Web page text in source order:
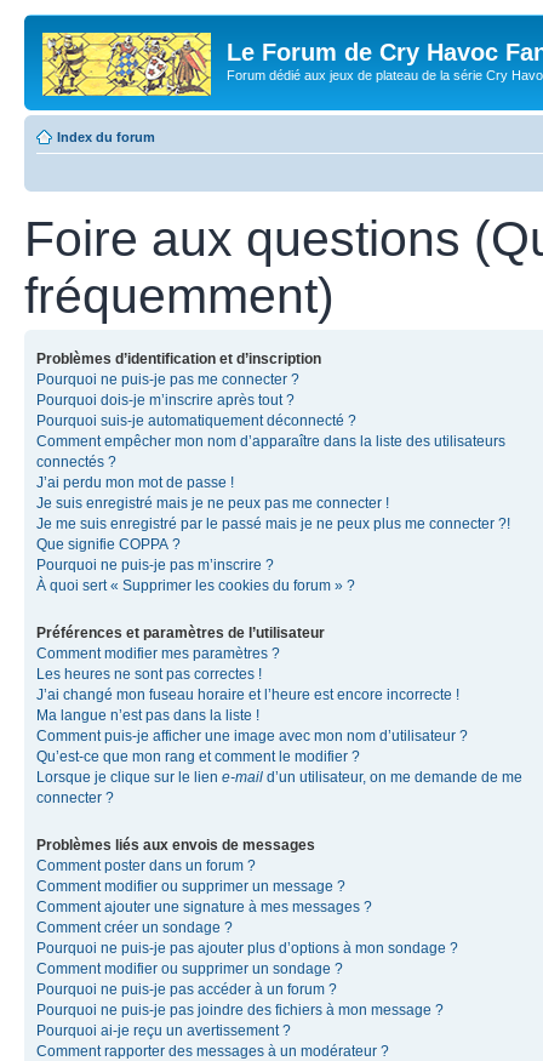
Le Forum de Cry Havoc
Forum dédié aux jeux de plateau de la série Cry
Index du forum
Foire aux questions
fréquemment)
Problèmes d’identification et d’inscription
Pourquoi ne puis-je pas me connecter ?
Pourquoi dois-je m’inscrire après tout ?
Pourquoi suis-je automatiquement déconnecté ?
Comment empêcher mon nom d’apparaître dans la liste des utilisateurs
connectés ?
J’ai perdu mon mot de passe !
Je suis enregistré mais je ne peux pas me connecter !
Je me suis enregistré par le passé mais je ne peux plus me connecter ?!
Que signifie COPPA ?
Pourquoi ne puis-je pas m’inscrire ?
À quoi sert « Supprimer les cookies du forum » ?
Préférences et paramètres de l’utilisateur
Comment modifier mes paramètres ?
Les heures ne sont pas correctes !
J’ai changé mon fuseau horaire et l’heure est encore incorrecte !
Ma langue n’est pas dans la liste !
Comment puis-je afficher une image avec mon nom d’utilisateur ?
Qu’est-ce que mon rang et comment le modifier ?
Lorsque je clique sur le lien e-mail d’un utilisateur, on me demande de me
connecter ?
Problèmes liés aux envois de messages
Comment poster dans un forum ?
Comment modifier ou supprimer un message ?
Comment ajouter une signature à mes messages ?
Comment créer un sondage ?
Pourquoi ne puis-je pas ajouter plus d’options à mon sondage ?
Comment modifier ou supprimer un sondage ?
Pourquoi ne puis-je pas accéder à un forum ?
Pourquoi ne puis-je pas joindre des fichiers à mon message ?
Pourquoi ai-je reçu un avertissement ?
Comment rapporter des messages à un modérateur ?